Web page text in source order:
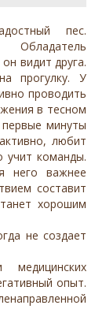
пес.
Обладатель
видит друга.
прогулку. У
проводить
в тесном
минуты
любит
учит команды.
него важнее
составит
хорошим
не создает
опыт.